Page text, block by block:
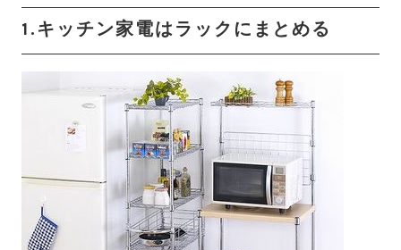
1.キッチン家電はラックにまとめる